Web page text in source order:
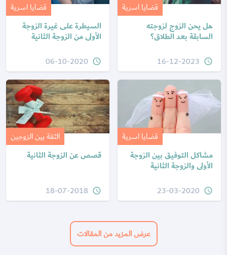
قضايا اسرية
هل يحن الزوج لزوجته
السابقة بعد الطلاق؟
query_builder
16-12-2023
قضايا اسرية
السيطرة على غيرة الزوجة
الأولى من الزوجة الثانية
query_builder
06-10-2020
قضايا اسرية
مشاكل التوفيق بين الزوجة
الأولى والزوجة الثانية
query_builder
23-03-2020
الثقة بين الزوجين
قصص عن الزوجة الثانية
query_builder
18-07-2018
عرض المزيد من المقالات